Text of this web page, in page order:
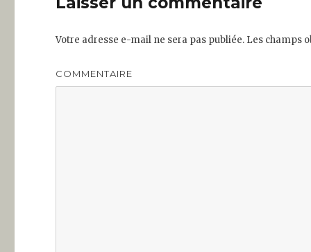
Votre adresse e-mail ne sera pas publiée. Les champs
COMMENTAIRE